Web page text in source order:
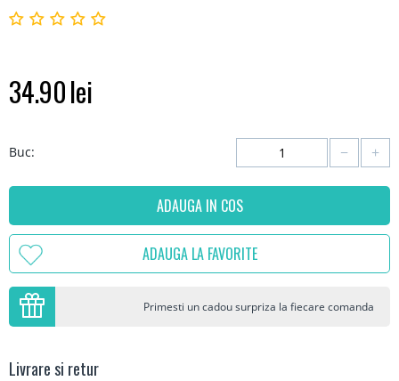
34.90lei
Buc: +
−
ADAUGA IN COS
ADAUGA LA FAVORITE
Primesti un cadou surpriza la fiecare comanda
Livrare si retur